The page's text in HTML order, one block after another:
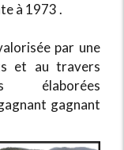
à 1973 .
par une
et au travers
élaborées
gagnant